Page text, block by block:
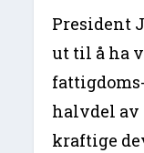
President
ut til å ha
halvdel av
kraftige